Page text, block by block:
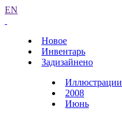
EN
Новое
Инвентарь
Задизайнено
Иллюстрации
2008
Июнь